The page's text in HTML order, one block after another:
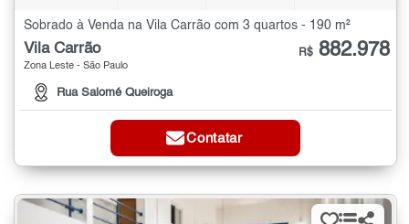
Sobrado à Venda na Vila Carrão com 3 quartos - 190 m²
Vila Carrão
Zona Leste - São Paulo
Rua Salomé Queiroga
R$ 882.978
Contatar